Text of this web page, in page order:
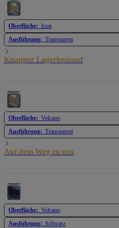
Oberfläche: Icon
Ausführung: Transparent
Knapper Lagerbestand
Oberfläche: Volcano
Ausführung: Transparent
Auf dem Weg zu uns
Oberfläche: Volcano
Ausführung: Schwarz